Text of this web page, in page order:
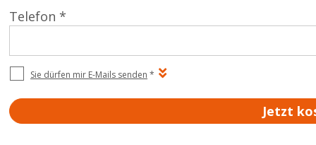
Telefon *
Sie dürfen mir E-Mails senden *
Jetzt